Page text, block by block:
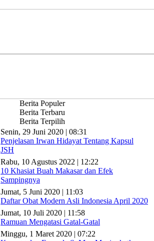
Berita Populer
Berita Terbaru
Berita Terpilih
Senin, 29 Juni 2020 | 08:31
Penjelasan Irwan Hidayat Tentang Kapsul
JSH
Rabu, 10 Agustus 2022 | 12:22
10 Khasiat Buah Makasar dan Efek
Sampingnya
Jumat, 5 Juni 2020 | 11:03
Daftar Obat Modern Asli Indonesia April 2020
Jumat, 10 Juli 2020 | 11:58
Ramuan Mengatasi Gatal-Gatal
Minggu, 1 Maret 2020 | 07:22